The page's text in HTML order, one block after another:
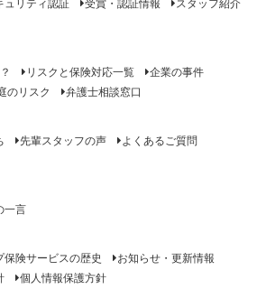
ュリティ認証 受賞・認証情報
スタッフ紹介
リスクと保険対応一覧
企業の事件
のリスク 弁護士相談窓口
先輩スタッフの声
よくあるご質問
一言
保険サービスの歴史
お知らせ・更新情報
個人情報保護方針